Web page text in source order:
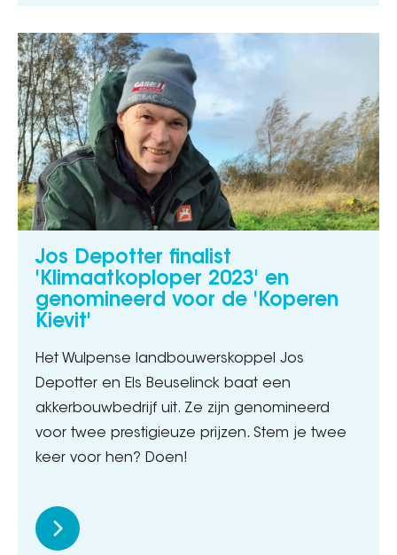
Jos Depotter finalist
'Klimaatkoploper 2023' en
genomineerd voor de 'Koperen
Kievit'
Het Wulpense landbouwerskoppel Jos
Depotter en Els Beuselinck baat een
akkerbouwbedrijf uit. Ze zijn genomineerd
voor twee prestigieuze prijzen. Stem je twee
keer voor hen? Doen!